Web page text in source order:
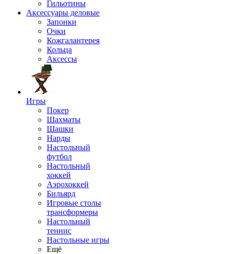
Гильотины
Аксессуары деловые
Запонки
Очки
Кожгалантерея
Кольца
Аксессы
Игры
Покер
Шахматы
Шашки
Нарды
Настольный
футбол
Настольный
хоккей
Аэрохоккей
Бильярд
Игровые столы
трансформеры
Настольный
теннис
Настольные игры
Ещё